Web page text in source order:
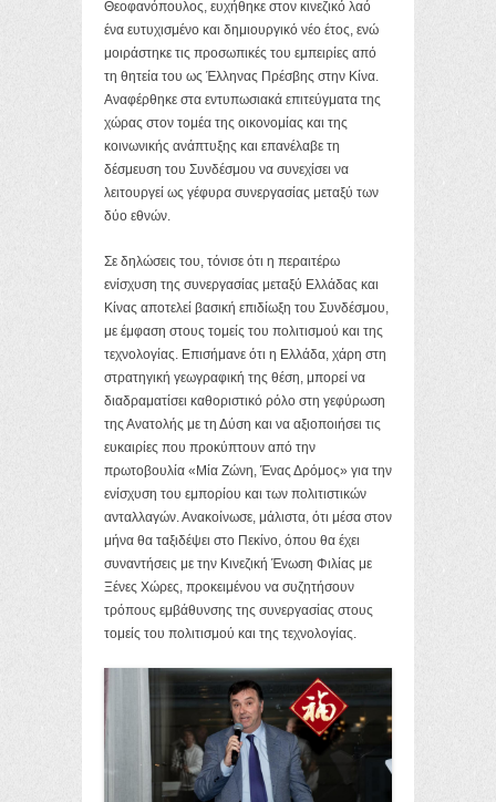
Θεοφανόπουλος, ευχήθηκε στον κινεζικό λαό
ένα ευτυχισμένο και δημιουργικό νέο έτος, ενώ
μοιράστηκε τις προσωπικές του εμπειρίες από
τη θητεία του ως Έλληνας Πρέσβης στην Κίνα.
Αναφέρθηκε στα εντυπωσιακά επιτεύγματα της
χώρας στον τομέα της οικονομίας και της
κοινωνικής ανάπτυξης και επανέλαβε τη
δέσμευση του Συνδέσμου να συνεχίσει να
λειτουργεί ως γέφυρα συνεργασίας μεταξύ των
δύο εθνών.
Σε δηλώσεις του, τόνισε ότι η περαιτέρω
ενίσχυση της συνεργασίας μεταξύ Ελλάδας και
Κίνας αποτελεί βασική επιδίωξη του Συνδέσμου,
με έμφαση στους τομείς του πολιτισμού και της
τεχνολογίας. Επισήμανε ότι η Ελλάδα, χάρη στη
στρατηγική γεωγραφική της θέση, μπορεί να
διαδραματίσει καθοριστικό ρόλο στη γεφύρωση
της Ανατολής με τη Δύση και να αξιοποιήσει τις
ευκαιρίες που προκύπτουν από την
πρωτοβουλία «Μία Ζώνη, Ένας Δρόμος» για την
ενίσχυση του εμπορίου και των πολιτιστικών
ανταλλαγών. Ανακοίνωσε, μάλιστα, ότι μέσα στον
μήνα θα ταξιδέψει στο Πεκίνο, όπου θα έχει
συναντήσεις με την Κινεζική Ένωση Φιλίας με
Ξένες Χώρες, προκειμένου να συζητήσουν
τρόπους εμβάθυνσης της συνεργασίας στους
τομείς του πολιτισμού και της τεχνολογίας.